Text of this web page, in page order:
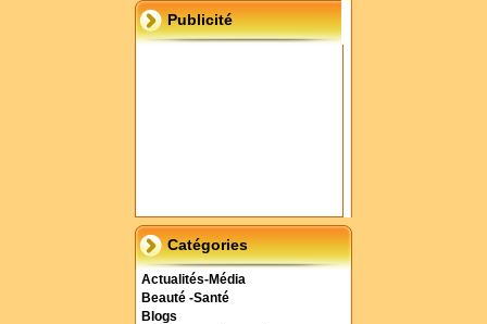
Publicité
Catégories
Actualités-Média
Beauté -Santé
Blogs